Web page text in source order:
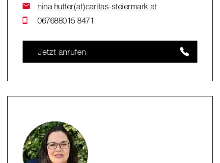
nina.hutter(at)caritas-steiermark.at
067688015 8471
Jetzt anrufen